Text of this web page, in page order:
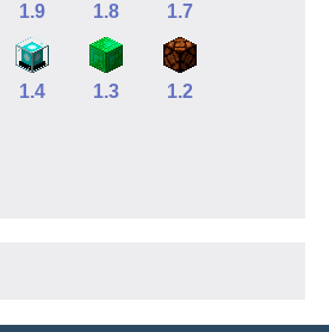
1.9 1.8 1.7
1.4 1.3 1.2